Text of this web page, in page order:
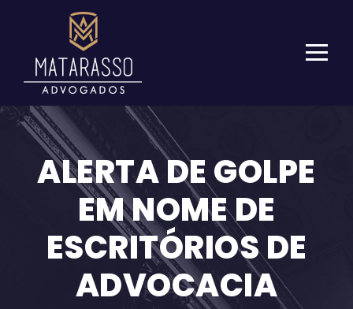
ALERTA DE GOLPE
EM NOME DE
ESCRITÓRIOS DE
ADVOCACIA